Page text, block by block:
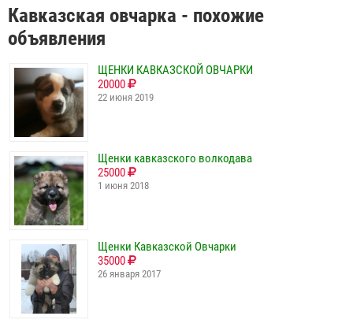
Кавказская овчарка - похожие
объявления
ЩЕНКИ КАВКАЗСКОЙ ОВЧАРКИ
20000
22 июня 2019
Щенки кавказского волкодава
25000
1 июня 2018
Щенки Кавказской Овчарки
35000
26 января 2017